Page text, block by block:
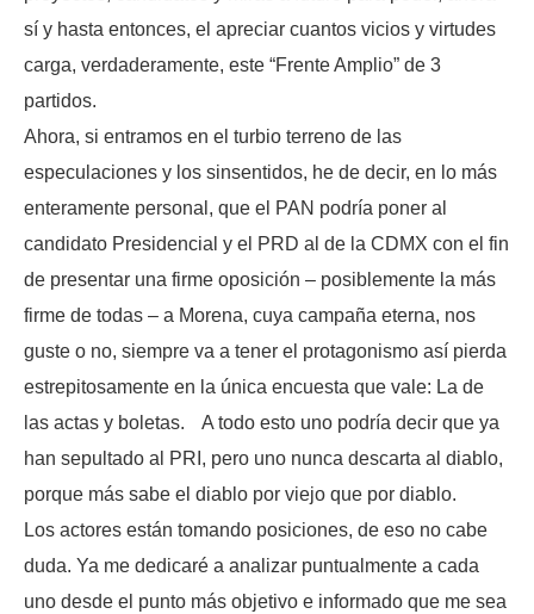
sí y hasta entonces, el apreciar cuantos vicios y virtudes
carga, verdaderamente, este “Frente Amplio” de 3
partidos.
Ahora, si entramos en el turbio terreno de las
especulaciones y los sinsentidos, he de decir, en lo más
enteramente personal, que el PAN podría poner al
candidato Presidencial y el PRD al de la CDMX con el fin
de presentar una firme oposición – posiblemente la más
firme de todas – a Morena, cuya campaña eterna, nos
guste o no, siempre va a tener el protagonismo así pierda
estrepitosamente en la única encuesta que vale: La de
las actas y boletas. A todo esto uno podría decir que ya
han sepultado al PRI, pero uno nunca descarta al diablo,
porque más sabe el diablo por viejo que por diablo.
Los actores están tomando posiciones, de eso no cabe
duda. Ya me dedicaré a analizar puntualmente a cada
uno desde el punto más objetivo e informado que me sea